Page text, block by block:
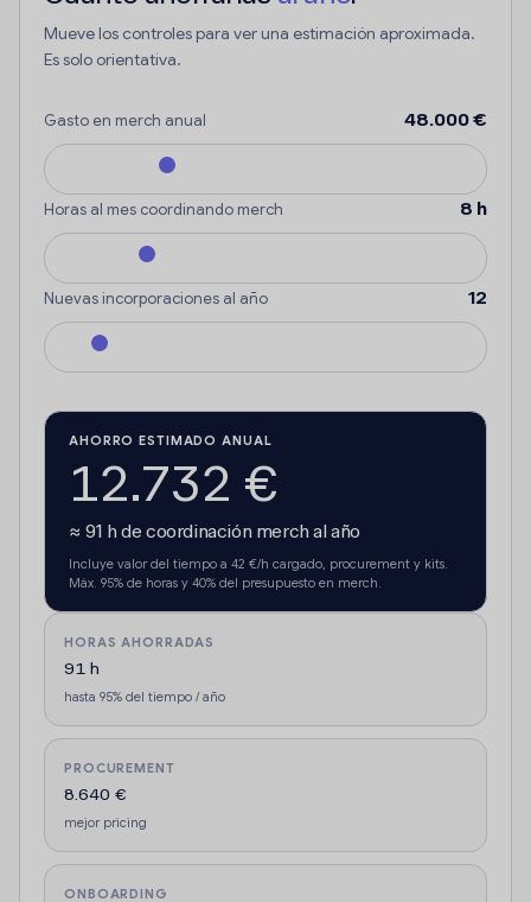
Mueve los controles para ver una estimación aproximada.
Es solo orientativa.
Gasto en merch anual 48.000 €
Horas al mes coordinando merch 8 h
Nuevas incorporaciones al año 12
AHORRO ESTIMADO ANUAL
12.732 €
≈ 91 h de coordinación merch al año
Incluye valor del tiempo a 42 €/h cargado, procurement y kits.
Máx. 95% de horas y 40% del presupuesto en merch.
HORAS AHORRADAS
91 h
hasta 95% del tiempo / año
PROCUREMENT
8.640 €
mejor pricing
ONBOARDING